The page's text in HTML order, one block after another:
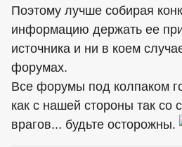
Поэтому лучше собирая
информацию держать ее
источника и ни в коем
форумах.
Все форумы под колпаком
как с нашей стороны так со
врагов... будьте осторожны.